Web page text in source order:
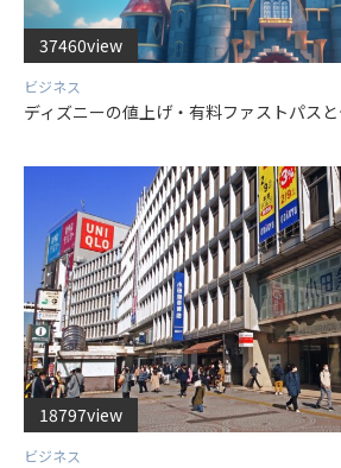
37460view
ビジネス
ディズニーの値上げ・有料ファストパス
18797view
ビジネス